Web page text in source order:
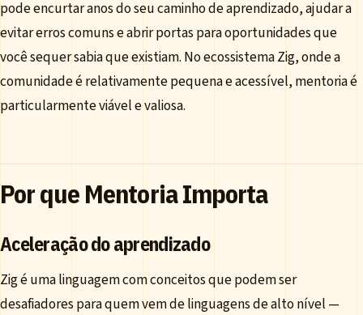
pode encurtar anos do seu caminho de aprendizado, ajudar a
evitar erros comuns e abrir portas para oportunidades que
você sequer sabia que existiam. No ecossistema Zig, onde a
comunidade é relativamente pequena e acessível, mentoria é
particularmente viável e valiosa.
Por que Mentoria Importa
Aceleração do aprendizado
Zig é uma linguagem com conceitos que podem ser
desafiadores para quem vem de linguagens de alto nível —